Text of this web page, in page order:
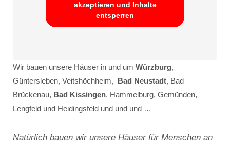
akzeptieren und Inhalte
entsperren
Wir bauen unsere Häuser in und um Würzburg,
Güntersleben, Veitshöchheim, Bad Neustadt, Bad
Brückenau, Bad Kissingen, Hammelburg, Gemünden,
Lengfeld und Heidingsfeld und und und …
Natürlich bauen wir unsere Häuser für Menschen an